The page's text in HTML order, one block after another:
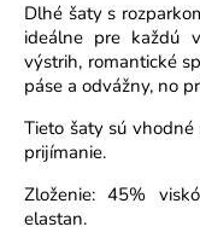
Dlhé šaty s
ideálne pre každú
výstrih, romantické
páse a odvážny, no
Tieto šaty sú
prijímanie.
Zloženie: 45%
elastan.
O
d
p
o
ú
č